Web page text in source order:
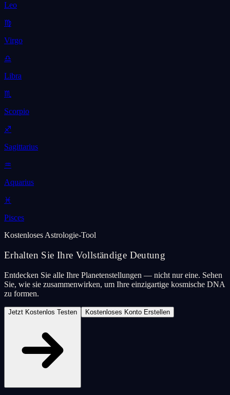
Leo
♍
Virgo
♎
Libra
♏
Scorpio
♐
Sagittarius
♒
Aquarius
♓
Pisces
Kostenloses Astrologie-Tool
Erhalten Sie Ihre Vollständige Deutung
Entdecken Sie alle Ihre Planetenstellungen — nicht nur eine. Sehen
Sie, wie sie zusammenwirken, um Ihre einzigartige kosmische DNA
zu formen.
Jetzt Kostenlos Testen Kostenloses Konto Erstellen